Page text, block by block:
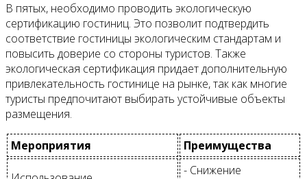
В пятых, необходимо проводить экологическую
сертификацию гостиниц. Это позволит подтвердить
соответствие гостиницы экологическим стандартам и
повысить доверие со стороны туристов. Также
экологическая сертификация придает дополнительную
привлекательность гостинице на рынке, так как многие
туристы предпочитают выбирать устойчивые объекты
размещения.
Мероприятия Преимущества
- Снижение